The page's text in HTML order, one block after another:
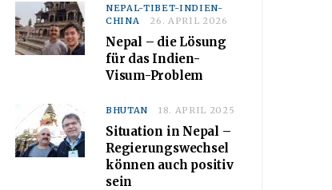
NEPAL-TIBET-INDIEN-
CHINA
26. APRIL 2026
Nepal – die Lösung
für das Indien-
Visum-Problem
BHUTAN 18. APRIL 2025
Situation in Nepal –
Regierungswechsel
können auch positiv
sein